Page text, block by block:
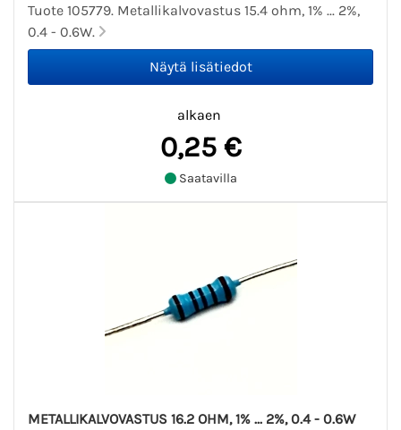
Tuote 105779. Metallikalvovastus 15.4 ohm, 1% ... 2%,
0.4 - 0.6W.
alkaen
0,25 €
Saatavilla
METALLIKALVOVASTUS 16.2 OHM, 1% ... 2%, 0.4 - 0.6W